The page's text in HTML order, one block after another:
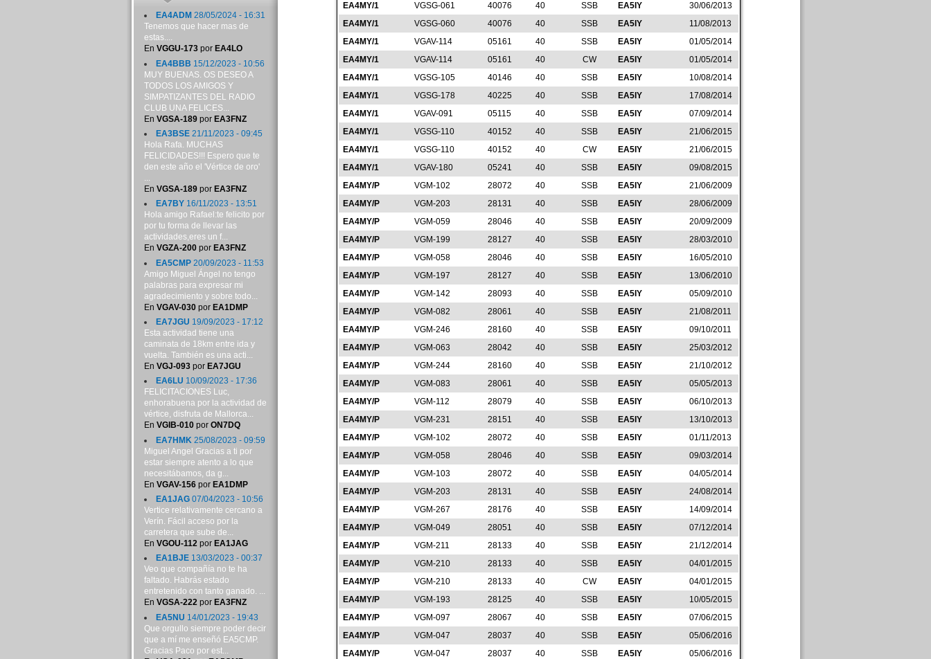
EA4MY/1
VGSG-061 40076 40 SSB EA5IY
30/06/2013
EA4MY/1
VGSG-060 40076 40 SSB EA5IY
11/08/2013
EA4MY/1
VGAV-114 05161 40 SSB EA5IY
01/05/2014
EA4MY/1
VGAV-114 05161 40 CW EA5IY
01/05/2014
EA4MY/1
VGSG-105 40146 40 SSB EA5IY
10/08/2014
EA4MY/1
VGSG-178 40225 40 SSB EA5IY
17/08/2014
EA4MY/1
VGAV-091 05115 40 SSB EA5IY
07/09/2014
EA4MY/1
VGSG-110 40152 40 SSB EA5IY
21/06/2015
EA4MY/1
VGSG-110 40152 40 CW EA5IY
21/06/2015
EA4MY/1
VGAV-180 05241 40 SSB EA5IY
09/08/2015
EA4MY/P
VGM-102 28072 40 SSB EA5IY
21/06/2009
EA4MY/P
VGM-203 28131 40 SSB EA5IY
28/06/2009
EA4MY/P
VGM-059 28046 40 SSB EA5IY
20/09/2009
EA4MY/P
VGM-199 28127 40 SSB EA5IY
28/03/2010
EA4MY/P
VGM-058 28046 40 SSB EA5IY
16/05/2010
EA4MY/P
VGM-197 28127 40 SSB EA5IY
13/06/2010
EA4MY/P
VGM-142 28093 40 SSB EA5IY
05/09/2010
EA4MY/P
VGM-082 28061 40 SSB EA5IY
21/08/2011
EA4MY/P
VGM-246 28160 40 SSB EA5IY
09/10/2011
EA4MY/P
VGM-063 28042 40 SSB EA5IY
25/03/2012
EA4MY/P
VGM-244 28160 40 SSB EA5IY
21/10/2012
EA4MY/P
VGM-083 28061 40 SSB EA5IY
05/05/2013
EA4MY/P
VGM-112 28079 40 SSB EA5IY
06/10/2013
EA4MY/P
VGM-231 28151 40 SSB EA5IY
13/10/2013
EA4MY/P
VGM-102 28072 40 SSB EA5IY
01/11/2013
EA4MY/P
VGM-058 28046 40 SSB EA5IY
09/03/2014
EA4MY/P
VGM-103 28072 40 SSB EA5IY
04/05/2014
EA4MY/P
VGM-203 28131 40 SSB EA5IY
24/08/2014
EA4MY/P
VGM-267 28176 40 SSB EA5IY
14/09/2014
EA4MY/P
VGM-049 28051 40 SSB EA5IY
07/12/2014
EA4MY/P
VGM-211 28133 40 SSB EA5IY
21/12/2014
EA4MY/P
VGM-210 28133 40 SSB EA5IY
04/01/2015
EA4MY/P
VGM-210 28133 40 CW EA5IY
04/01/2015
EA4MY/P
VGM-193 28125 40 SSB EA5IY
10/05/2015
EA4MY/P
VGM-097 28067 40 SSB EA5IY
07/06/2015
EA4MY/P
VGM-047 28037 40 SSB EA5IY
05/06/2016
EA4MY/P
VGM-047 28037 40 SSB EA5IY
05/06/2016
EA4ADM 28/05/2024 - 16:31
Tenemos que hacer mas de
estas....
En VGGU-173por EA4LO
EA4BBB 15/12/2023 - 10:56
MUY BUENAS. OS DESEO A
TODOS LOS AMIGOS Y
SIMPATIZANTES DEL RADIO
CLUB UNA FELICES...
En VGSA-189por EA3FNZ
EA3BSE21/11/2023 - 09:45
Hola Rafa. MUCHAS
FELICIDADES!!! Espero que te
den este año el 'Vértice de oro'
...
En VGSA-189por EA3FNZ
EA7BY16/11/2023 - 13:51
Hola amigo Rafael:te felicito por
por tu forma de llevar las
actividades,eres un f...
En VGZA-200por EA3FNZ
EA5CMP20/09/2023 - 11:53
Amigo Miguel Ángel no tengo
palabras para expresar mi
agradecimiento y sobre todo...
En VGAV-030por EA1DMP
EA7JGU 19/09/2023 - 17:12
Esta actividad tiene una
caminata de 18km entre ida y
vuelta. También es una acti...
En VGJ-093por EA7JGU
EA6LU 10/09/2023 - 17:36
FELICITACIONES Luc,
enhorabuena por la actividad de
vértice, disfruta de Mallorca...
En VGIB-010por ON7DQ
EA7HMK 25/08/2023 - 09:59
Miguel Angel Gracias a ti por
estar siempre atento a lo que
necesitábamos, da g...
En VGAV-156por EA1DMP
EA1JAG07/04/2023 - 10:56
Vertice relativamente cercano a
Verín. Fácil acceso por la
carretera que sube de...
En VGOU-112por EA1JAG
EA1BJE13/03/2023 - 00:37
Veo que compañía no te ha
faltado. Habrás estado
entretenido con tanto ganado. ...
En VGSA-222por EA3FNZ
EA5NU 14/01/2023 - 19:43
Que orgullo siempre poder decir
que a mí me enseñó EA5CMP.
Gracias Paco por est...